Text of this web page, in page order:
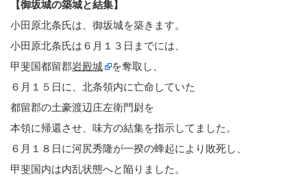
【御坂城の築城と結集】
小田原北条氏は、御坂城を築きます。
小田原北条氏は６月１３日までには、
甲斐国都留郡岩殿城
を奪取し、
６月１５日に、北条領内に亡命していた
都留郡の土豪渡辺庄左衛門尉を
本領に帰還させ、味方の結集を指示してました。
６月１８日に河尻秀隆が一揆の蜂起により敗死し、
甲斐国内は内乱状態へと陥りました。